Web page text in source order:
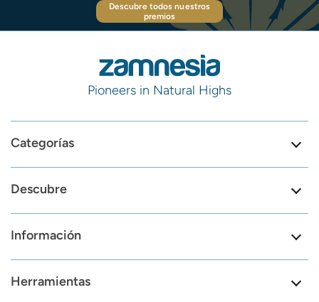
Descubre todos nuestros
premios
Pioneers in Natural Highs
Categorías
Descubre
Información
Herramientas